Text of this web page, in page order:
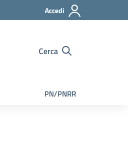
Accedi
Cerca
PN/PNRR